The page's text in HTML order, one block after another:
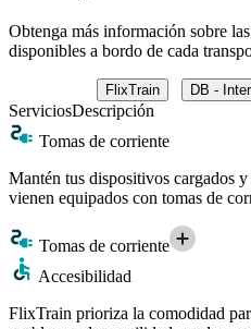
Obtenga más información sobre
disponibles a bordo de cada
FlixTrain DB -
ServiciosDescripción
Tomas de corriente
Mantén tus dispositivos cargados
vienen equipados con tomas de
Tomas de corriente
Accesibilidad
FlixTrain prioriza la comodidad